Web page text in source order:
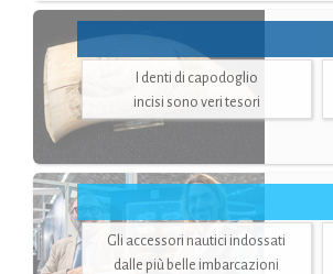
I denti di capodoglio
incisi sono veri tesori
Gli accessori nautici indossati
dalle più belle imbarcazioni